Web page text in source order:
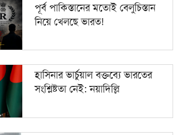
পূর্ব পাকিস্তানের মতোই বেলুচিস্তান
নিয়ে খেলছে ভারত!
হাসিনার ভার্চুয়াল বক্তব্যে ভারতের
সংশ্লিষ্টতা নেই: নয়াদিল্লি